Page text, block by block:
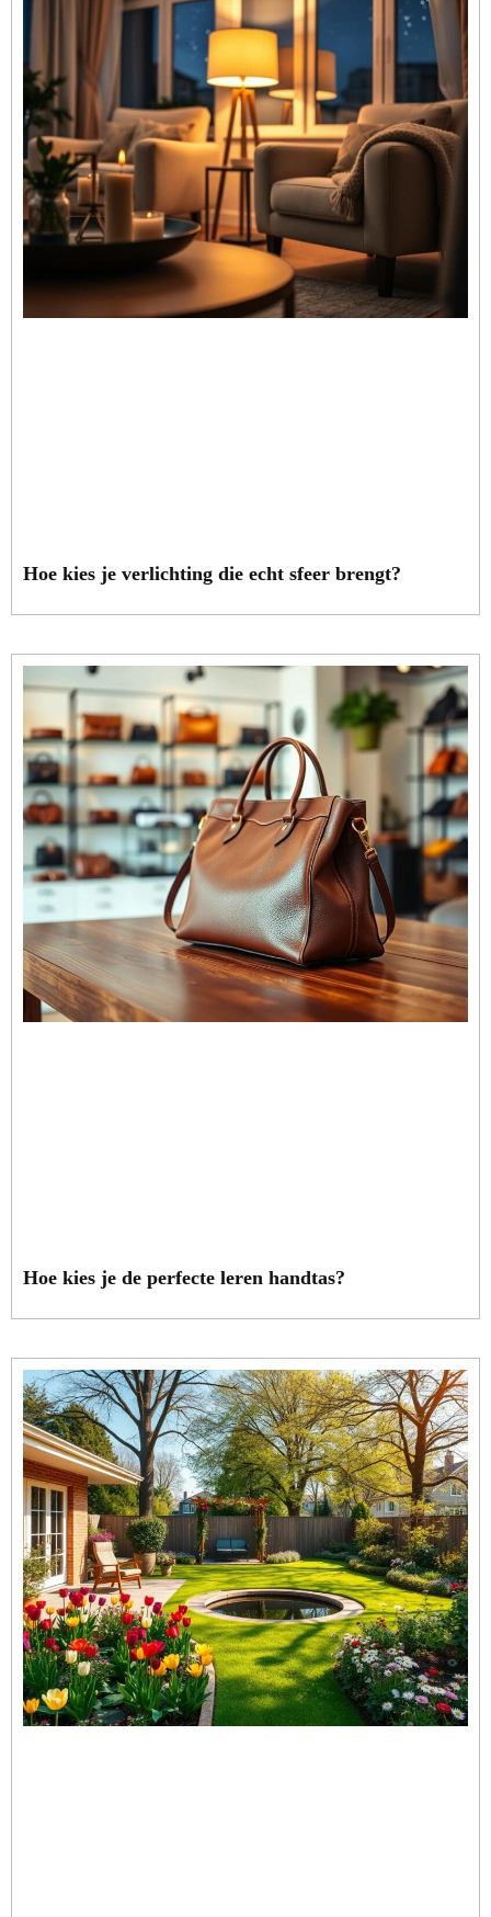
Hoe kies je verlichting die echt sfeer brengt?
Hoe kies je de perfecte leren handtas?